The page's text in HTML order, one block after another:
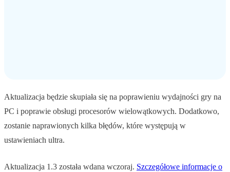
Aktualizacja będzie skupiała się na poprawieniu wydajności gry na
PC i poprawie obsługi procesorów wielowątkowych. Dodatkowo,
zostanie naprawionych kilka błędów, które występują w
ustawieniach ultra.
Aktualizacja 1.3 została wdana wczoraj. Szczegółowe informacje o